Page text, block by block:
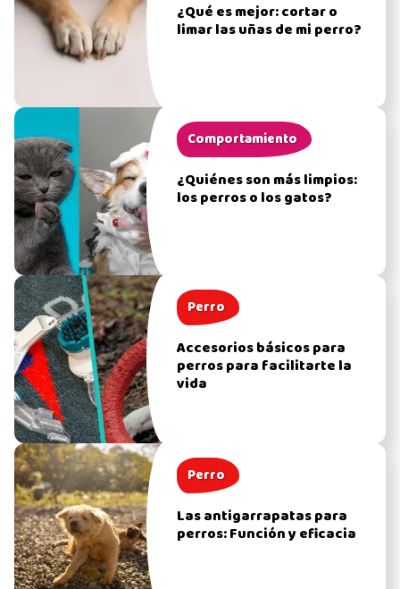
¿Qué es mejor: cortar o
limar las uñas de mi perro?
Comportamiento
¿Quiénes son más limpios:
los perros o los gatos?
Perro
Accesorios básicos para
perros para facilitarte la
vida
Perro
Las antigarrapatas para
perros: Función y eficacia